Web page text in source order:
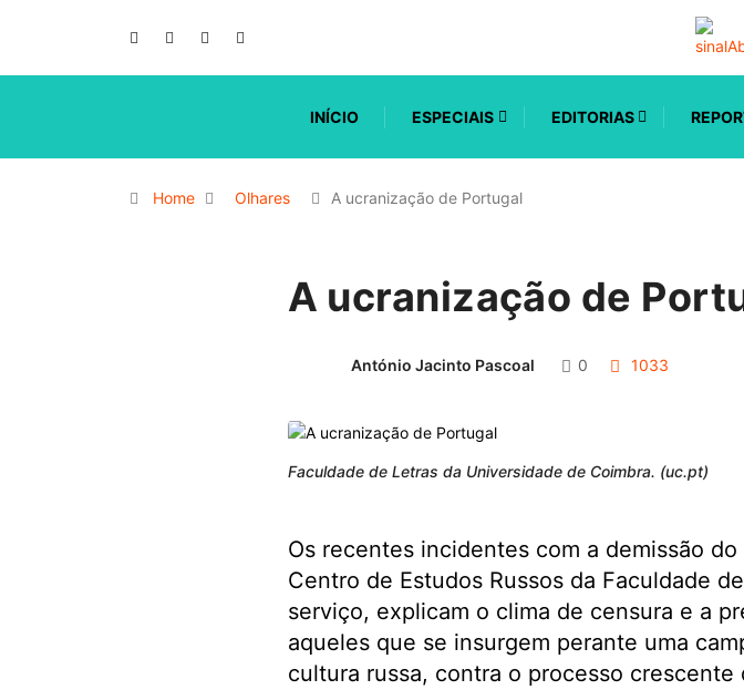
INÍCIO ESPECIAIS EDITORIAS
Home Olhares A ucranização de Portugal
A ucranização de
António Jacinto Pascoal 0 1033
Faculdade de Letras da Universidade de Coimbra. (uc.pt)
Os recentes incidentes com a demissão
Centro de Estudos Russos da Faculdade
serviço, explicam o clima de censura e a
aqueles que se insurgem perante uma
cultura russa, contra o processo